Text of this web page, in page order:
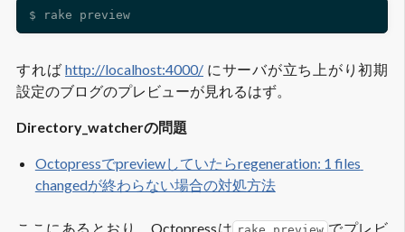
すれば http://localhost:4000/ にサーバが立ち上がり初期
設定のブログのプレビューが見れるはず。
Directory_watcherの問題
Octopressでpreviewしていたらregeneration: 1 files
changedが終わらない場合の対処方法
ここにあるとおり、Octopressは でプレビ